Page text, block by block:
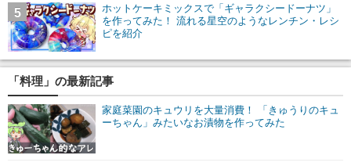
ホットケーキミックスで「ギャラクシードーナツ」
を作ってみた！ 流れる星空のようなレンチン・レシ
ピを紹介
5
「料理」の最新記事
家庭菜園のキュウリを大量消費！ 「きゅうりのキュ
ーちゃん」みたいなお漬物を作ってみた